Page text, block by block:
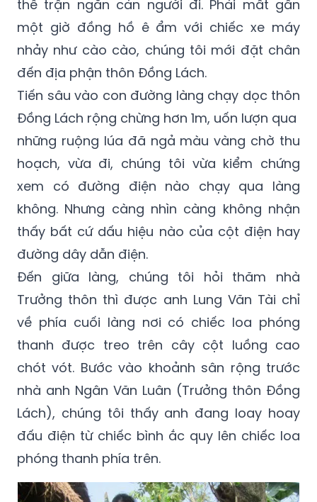
nhảy như cào cào, chúng tôi mới đặt chân
đến địa phận thôn Đồng Lách.
Tiến sâu vào con đường làng chạy dọc thôn
Đồng Lách rộng chừng hơn 1m, uốn lượn qua
những ruộng lúa đã ngả màu vàng chờ thu
hoạch, vừa đi, chúng tôi vừa kiểm chứng
xem có đường điện nào chạy qua làng
không. Nhưng càng nhìn càng không nhận
thấy bất cứ dấu hiệu nào của cột điện hay
đường dây dẫn điện.
Đến giữa làng, chúng tôi hỏi thăm nhà
Trưởng thôn thì được anh Lung Văn Tài chỉ
về phía cuối làng nơi có chiếc loa phóng
thanh được treo trên cây cột luồng cao
chót vót. Bước vào khoảnh sân rộng trước
nhà anh Ngân Văn Luân (Trưởng thôn Đồng
Lách), chúng tôi thấy anh đang loay hoay
đấu điện từ chiếc bình ắc quy lên chiếc loa
phóng thanh phía trên.